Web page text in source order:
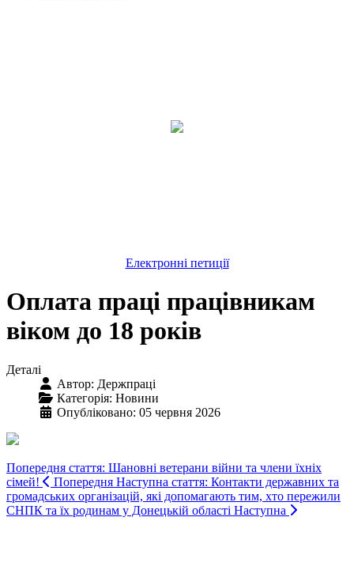
Електронні петиції
Оплата праці працівникам
віком до 18 років
Деталі
Автор: Держпраці
Категорія: Новини
Опубліковано: 05 червня 2026
Попередня стаття: Шановні ветерани війни та члени їхніх
сімей!
Попередня Наступна стаття: Контакти державних та
громадських організацій, які допомагають тим, хто пережили
СНПК та їх родинам у Донецькій області Наступна